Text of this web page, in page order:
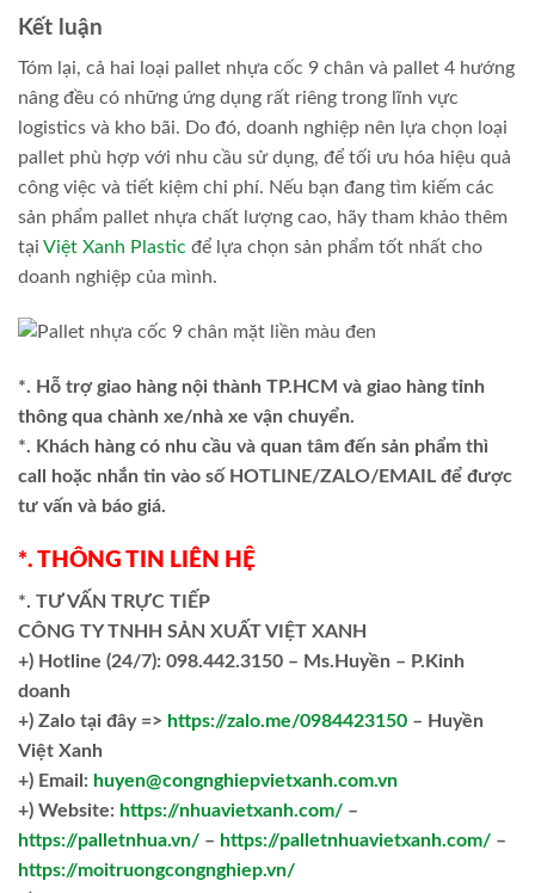
Kết luận
Tóm lại, cả hai loại pallet nhựa cốc 9 chân và pallet 4 hướng
nâng đều có những ứng dụng rất riêng trong lĩnh vực
logistics và kho bãi. Do đó, doanh nghiệp nên lựa chọn loại
pallet phù hợp với nhu cầu sử dụng, để tối ưu hóa hiệu quả
công việc và tiết kiệm chi phí. Nếu bạn đang tìm kiếm các
sản phẩm pallet nhựa chất lượng cao, hãy tham khảo thêm
tại Việt Xanh Plastic để lựa chọn sản phẩm tốt nhất cho
doanh nghiệp của mình.
*. Hỗ trợ giao hàng nội thành TP.HCM và giao hàng tỉnh
thông qua chành xe/nhà xe vận chuyển.
*. Khách hàng có nhu cầu và quan tâm đến sản phẩm thì
call hoặc nhắn tin vào số HOTLINE/ZALO/EMAIL để được
tư vấn và báo giá.
*. THÔNG TIN LIÊN HỆ
*. TƯ VẤN TRỰC TIẾP
CÔNG TY TNHH SẢN XUẤT VIỆT XANH
+) Hotline (24/7): 098.442.3150 – Ms.Huyền – P.Kinh
doanh
+) Zalo tại đây => https://zalo.me/0984423150 – Huyền
Việt Xanh
+) Email: huyen@congnghiepvietxanh.com.vn
+) Website: https://nhuavietxanh.com/ –
https://palletnhua.vn/ – https://palletnhuavietxanh.com/ –
https://moitruongcongnghiep.vn/